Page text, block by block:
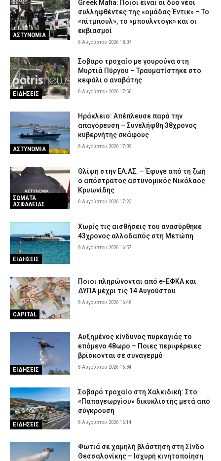
ΣΩΜΑΤΑ ΑΣΦΑΛΕΙΑΣ 8 Αυγούστου 2026 11:02
«Τουρισμός για Όλους»: Ποιοι μπορούν να κάνουν αιτήσεις
σήμερα – Οι δικαιούχοι και τα κριτήρια
8 Αυγούστου 2026 10:49
ΑΣΤΥΝΟΜΙΑ
Greek Mafia: Ποιοι είναι οι δύο νέοι
συλληφθέντες της «ομάδας Έντικ» – Το
«πίτμπουλ», το «μπουλντόγκ» και οι
εκβιασμοί
8 Αυγούστου 2026 18:07
ΕΙΔΗΣΕΙΣ
Σοβαρό τροχαίο με γουρούνα στη
Μυρτιά Πύργου – Τραυματίστηκε στο
κεφάλι ο αναβάτης
8 Αυγούστου 2026 17:56
ΑΣΤΥΝΟΜΙΑ
Ηράκλειο: Απέπλευσε παρά την
απαγόρευση – Συνελήφθη 38χρονος
κυβερνήτης σκάφους
8 Αυγούστου 2026 17:39
ΣΩΜΑΤΑ
ΑΣΦΑΛΕΙΑΣ
Θλίψη στην ΕΛ.ΑΣ. – Έφυγε από τη ζωή
ο απόστρατος αστυνομικός Νικόλαος
Κρυωνίδης
8 Αυγούστου 2026 17:23
ΕΙΔΗΣΕΙΣ
Χωρίς τις αισθήσεις του ανασύρθηκε
43χρονος αλλοδαπός στη Μετώπη
8 Αυγούστου 2026 16:57
CAPITAL
Ποιοι πληρώνονται από e-ΕΦΚΑ και
ΔΥΠΑ μέχρι τις 14 Αυγούστου
8 Αυγούστου 2026 16:48
ΕΙΔΗΣΕΙΣ
Αυξημένος κίνδυνος πυρκαγιάς το
επόμενο 48ωρο – Ποιες περιφέρειες
βρίσκονται σε συναγερμό
8 Αυγούστου 2026 16:34
ΕΙΔΗΣΕΙΣ
Σοβαρό τροχαίο στη Χαλκιδική: Στο
«Παπαγεωργίου» δικυκλιστής μετά από
σύγκρουση
8 Αυγούστου 2026 16:14
Φωτιά σε χαμηλή βλάστηση στη Σίνδο
Θεσσαλονίκης – Ισχυρή κινητοποίηση